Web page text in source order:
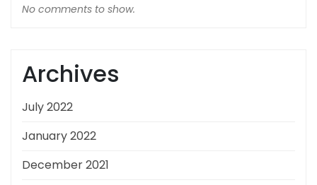
No comments to show.
Archives
July 2022
January 2022
December 2021